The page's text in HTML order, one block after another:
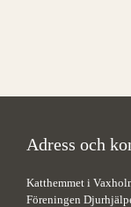
Adress och
Katthemmet i
Föreningen